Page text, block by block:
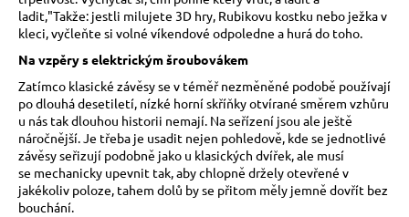
ladit,"Takže: jestli milujete 3D hry, Rubikovu kostku nebo ježka v
kleci, vyčleňte si volné víkendové odpoledne a hurá do toho.
Na vzpěry s elektrickým šroubovákem
Zatímco klasické závěsy se v téměř nezměněné podobě používají
po dlouhá desetiletí, nízké horní skříňky otvírané směrem vzhůru
u nás tak dlouhou historii nemají. Na seřízení jsou ale ještě
náročnější. Je třeba je usadit nejen pohledově, kde se jednotlivé
závěsy seřizují podobně jako u klasických dvířek, ale musí
se mechanicky upevnit tak, aby chlopně držely otevřené v
jakékoliv poloze, tahem dolů by se přitom měly jemně dovřít bez
bouchání.